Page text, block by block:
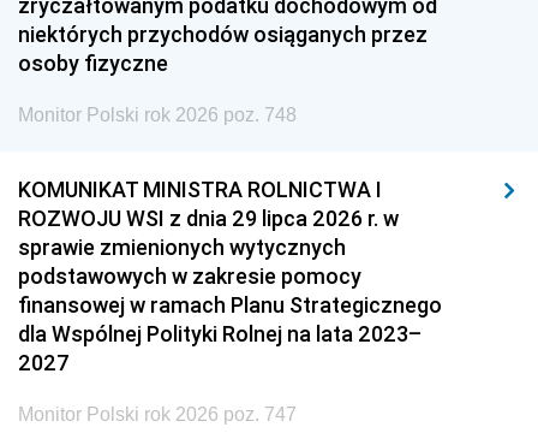
niektórych przychodów osiąganych przez
osoby fizyczne
Monitor Polski rok 2026 poz. 748
KOMUNIKAT MINISTRA ROLNICTWA I
ROZWOJU WSI z dnia 29 lipca 2026 r. w
sprawie zmienionych wytycznych
podstawowych w zakresie pomocy
finansowej w ramach Planu Strategicznego
dla Wspólnej Polityki Rolnej na lata 2023–
2027
Monitor Polski rok 2026 poz. 747